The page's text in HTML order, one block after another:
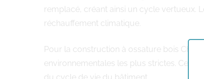
remplacé, créant ainsi un cycle vertueux.
réchauffement climatique.
Pour la construction à ossature bois
environnementales les plus strictes.